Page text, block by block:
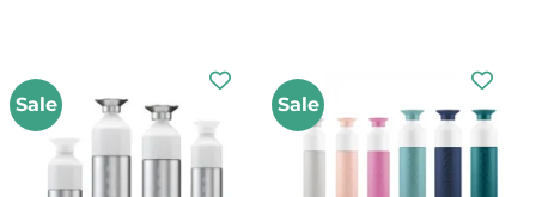
Sale Sale